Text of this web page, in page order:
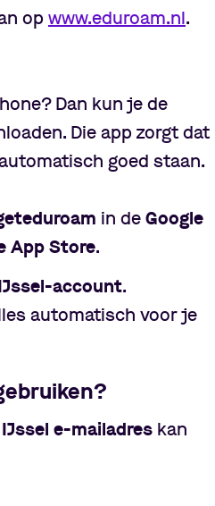
op www.eduroam.nl .
Dan kun je de
Die app zorgt dat
goed staan.
in de Google
App Store.
account.
automatisch voor je
IJssel e-mailadres kan